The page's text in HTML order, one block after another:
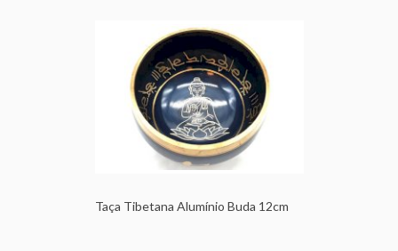
Taça Tibetana Alumínio Buda 12cm